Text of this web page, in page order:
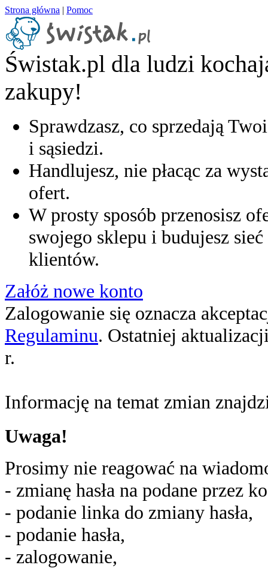
Strona główna | Pomoc
Świstak.pl dla ludzi
zakupy!
Sprawdzasz, co sprzedają
i sąsiedzi.
Handlujesz, nie płacąc za
ofert.
W prosty sposób przenosisz
swojego sklepu i budujesz sieć
klientów.
Załóż nowe konto
Zalogowanie się oznacza
Regulaminu. Ostatniej
r.
Informację na temat zmian
Uwaga!
Prosimy nie reagować na
- zmianę hasła na podane przez
- podanie linka do zmiany hasła,
- podanie hasła,
- zalogowanie,